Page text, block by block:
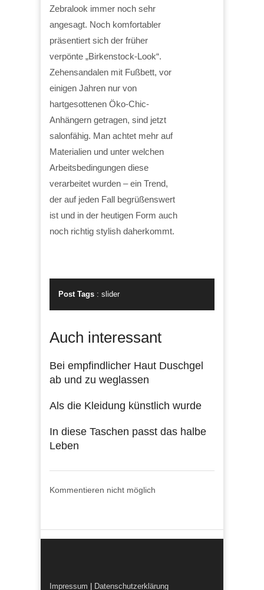
Zebralook immer noch sehr
angesagt. Noch komfortabler
präsentiert sich der früher
verpönte „Birkenstock-Look“.
Zehensandalen mit Fußbett, vor
einigen Jahren nur von
hartgesottenen Öko-Chic-
Anhängern getragen, sind jetzt
salonfähig. Man achtet mehr auf
Materialien und unter welchen
Arbeitsbedingungen diese
verarbeitet wurden – ein Trend,
der auf jeden Fall begrüßenswert
ist und in der heutigen Form auch
noch richtig stylish daherkommt.
Post Tags : slider
Auch interessant
Bei empfindlicher Haut Duschgel
ab und zu weglassen
Als die Kleidung künstlich wurde
In diese Taschen passt das halbe
Leben
Kommentieren nicht möglich
Impressum Datenschutzerklärung